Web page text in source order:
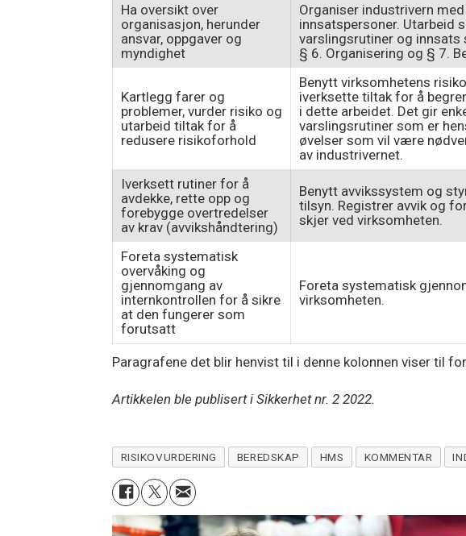
Ha oversikt over
organisasjon, herunder
ansvar, oppgaver og
myndighet
Organiser industrivern
innsatspersoner. Utarbeid
varslingsrutiner og innsats
§ 6. Organisering og § 7.
Kartlegg farer og
problemer, vurder risiko og
utarbeid tiltak for å
redusere risikoforhold
Benytt virksomhetens
iverksette tiltak for å
i dette arbeidet. Det gir
varslingsrutiner som er
øvelser som vil være
av industrivernet.
Iverksett rutiner for å
avdekke, rette opp og
forebygge overtredelser
av krav (avvikshåndtering)
Benytt avvikssystem og
tilsyn. Registrer avvik og
skjer ved virksomheten.
Foreta systematisk
overvåking og
gjennomgang av
internkontrollen for å sikre
at den fungerer som
forutsatt
Foreta systematisk
virksomheten.
Paragrafene det blir henvist til i denne kolonnen viser til
Artikkelen ble publisert i Sikkerhet nr. 2 2022.
RISIKOVURDERING BEREDSKAP HMS KOMMENTAR